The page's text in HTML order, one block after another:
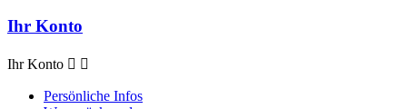
Ihr Konto
Ihr Konto  
Persönliche Infos